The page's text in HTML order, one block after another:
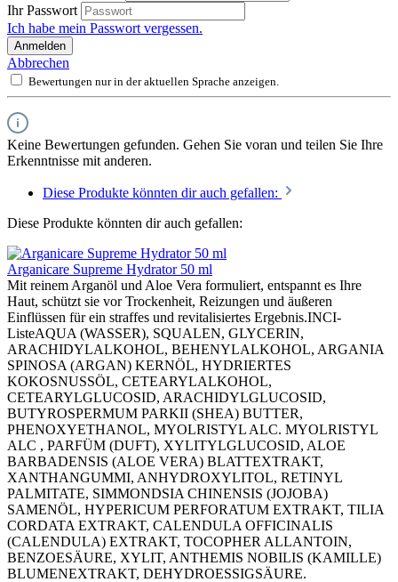
Ihr Passwort
Ich habe mein Passwort vergessen.
Anmelden
Abbrechen
Bewertungen nur in der aktuellen Sprache anzeigen.
Keine Bewertungen gefunden. Gehen Sie voran und teilen Sie Ihre
Erkenntnisse mit anderen.
Diese Produkte könnten dir auch gefallen:
Diese Produkte könnten dir auch gefallen:
Arganicare Supreme Hydrator 50 ml
Mit reinem Arganöl und Aloe Vera formuliert, entspannt es Ihre
Haut, schützt sie vor Trockenheit, Reizungen und äußeren
Einflüssen für ein straffes und revitalisiertes Ergebnis.INCI-
ListeAQUA (WASSER), SQUALEN, GLYCERIN,
ARACHIDYLALKOHOL, BEHENYLALKOHOL, ARGANIA
SPINOSA (ARGAN) KERNÖL, HYDRIERTES
KOKOSNUSSÖL, CETEARYLALKOHOL,
CETEARYLGLUCOSID, ARACHIDYLGLUCOSID,
BUTYROSPERMUM PARKII (SHEA) BUTTER,
PHENOXYETHANOL, MYOLRISTYL ALC. MYOLRISTYL
ALC , PARFÜM (DUFT), XYLITYLGLUCOSID, ALOE
BARBADENSIS (ALOE VERA) BLATTEXTRAKT,
XANTHANGUMMI, ANHYDROXYLITOL, RETINYL
PALMITATE, SIMMONDSIA CHINENSIS (JOJOBA)
SAMENÖL, HYPERICUM PERFORATUM EXTRAKT, TILIA
CORDATA EXTRAKT, CALENDULA OFFICINALIS
(CALENDULA) EXTRAKT, TOCOPHER ALLANTOIN,
BENZOESÄURE, XYLIT, ANTHEMIS NOBILIS (KAMILLE)
BLUMENEXTRAKT, DEHYDROESSIGSÄURE.